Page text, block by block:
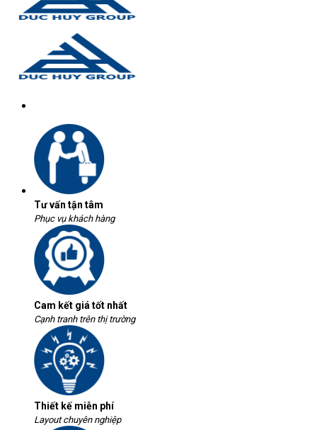
Tư vấn tận tâm
Phục vụ khách hàng
Cam kết giá tốt nhất
Cạnh tranh trên thị trường
Thiết kế miễn phí
Layout chuyên nghiệp